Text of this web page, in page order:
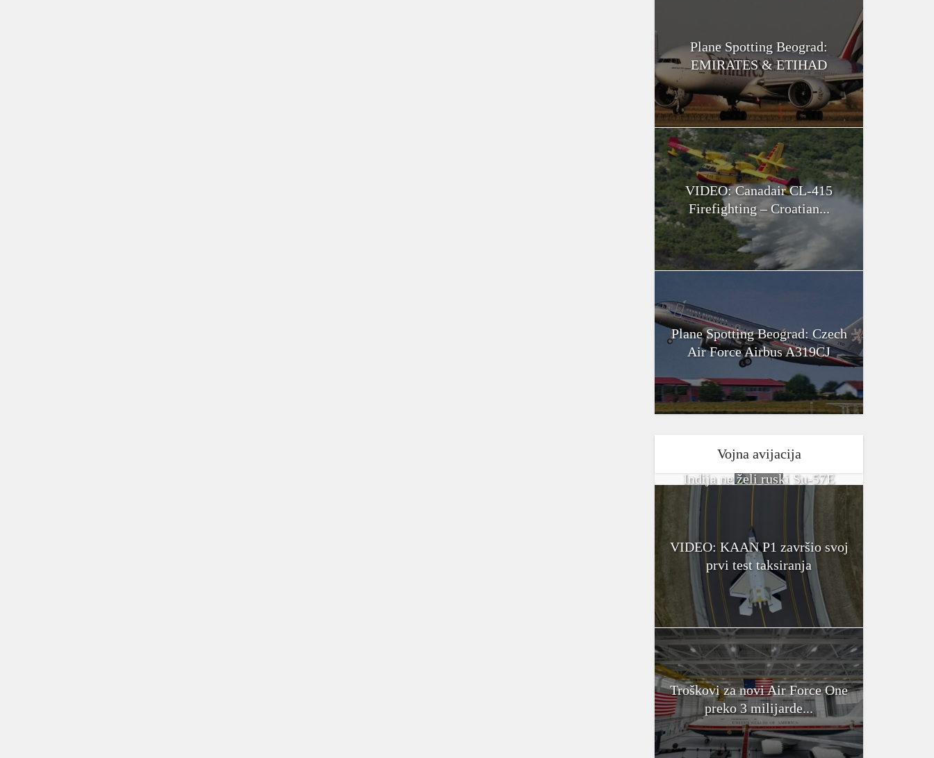
Plane Spotting Beograd:
EMIRATES & ETIHAD
VIDEO: Canadair CL-415
Firefighting – Croatian...
Plane Spotting Beograd: Czech
Air Force Airbus A319CJ
Vojna avijacija
Indija ne želi ruski Su-57E
VIDEO: KAAN P1 završio svoj
prvi test taksiranja
Troškovi za novi Air Force One
preko 3 milijarde...